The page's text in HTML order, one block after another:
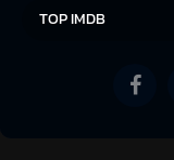
TOP IMDB